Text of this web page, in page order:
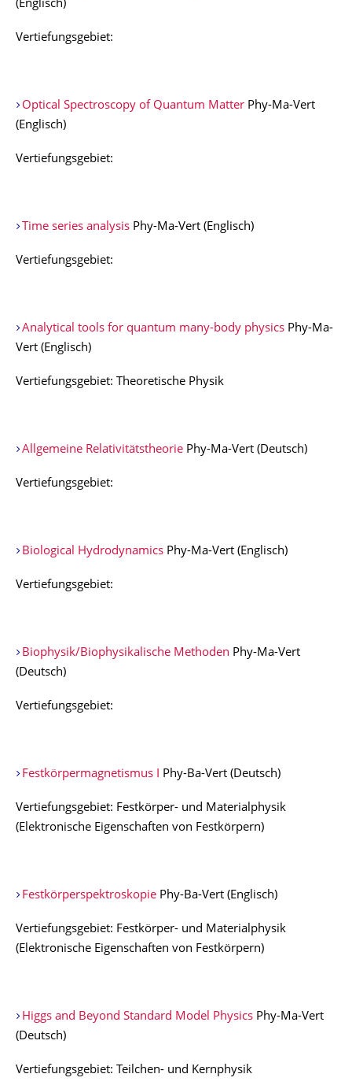
(Englisch)
Vertiefungsgebiet:
Optical Spectroscopy of Quantum Matter Phy-Ma-Vert
(Englisch)
Vertiefungsgebiet:
Time series analysis Phy-Ma-Vert (Englisch)
Vertiefungsgebiet:
Analytical tools for quantum many-body physics Phy-Ma-
Vert (Englisch)
Vertiefungsgebiet: Theoretische Physik
Allgemeine Relativitätstheorie Phy-Ma-Vert (Deutsch)
Vertiefungsgebiet:
Biological Hydrodynamics Phy-Ma-Vert (Englisch)
Vertiefungsgebiet:
Biophysik/Biophysikalische Methoden Phy-Ma-Vert
(Deutsch)
Vertiefungsgebiet:
Festkörpermagnetismus I Phy-Ba-Vert (Deutsch)
Vertiefungsgebiet: Festkörper- und Materialphysik
(Elektronische Eigenschaften von Festkörpern)
Festkörperspektroskopie Phy-Ba-Vert (Englisch)
Vertiefungsgebiet: Festkörper- und Materialphysik
(Elektronische Eigenschaften von Festkörpern)
Higgs and Beyond Standard Model Physics Phy-Ma-Vert
(Deutsch)
Vertiefungsgebiet: Teilchen- und Kernphysik